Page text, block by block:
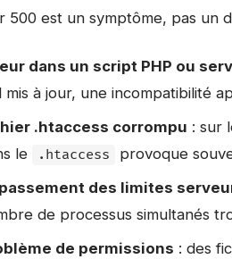
500 est un symptôme, pas un
dans un script PHP ou
mis à jour, une incompatibilité
.htaccess corrompu : sur
le
.htaccess
provoque
des limites
de processus simultanés
de permissions : des